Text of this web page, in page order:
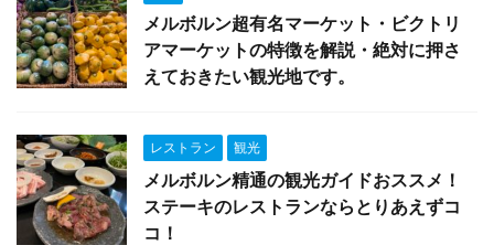
メルボルン超有名マーケット・ビクトリ
アマーケットの特徴を解説・絶対に押さ
えておきたい観光地です。
レストラン 観光
メルボルン精通の観光ガイドおススメ！
ステーキのレストランならとりあえずコ
コ！